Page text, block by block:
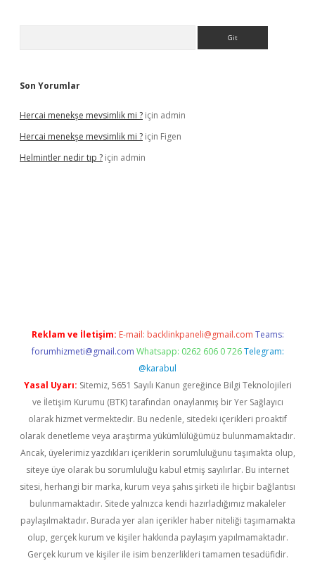
Son Yorumlar
Hercai menekşe mevsimlik mi ? için admin
Hercai menekşe mevsimlik mi ? için Figen
Helmintler nedir tıp ? için admin
Reklam ve İletişim: E-mail: backlinkpaneli@gmail.com Teams:
forumhizmeti@gmail.com Whatsapp: 0262 606 0 726 Telegram:
@karabul
Yasal Uyarı: Sitemiz, 5651 Sayılı Kanun gereğince Bilgi Teknolojileri
ve İletişim Kurumu (BTK) tarafından onaylanmış bir Yer Sağlayıcı
olarak hizmet vermektedir. Bu nedenle, sitedeki içerikleri proaktif
olarak denetleme veya araştırma yükümlülüğümüz bulunmamaktadır.
Ancak, üyelerimiz yazdıkları içeriklerin sorumluluğunu taşımakta olup,
siteye üye olarak bu sorumluluğu kabul etmiş sayılırlar. Bu internet
sitesi, herhangi bir marka, kurum veya şahıs şirketi ile hiçbir bağlantısı
bulunmamaktadır. Sitede yalnızca kendi hazırladığımız makaleler
paylaşılmaktadır. Burada yer alan içerikler haber niteliği taşımamakta
olup, gerçek kurum ve kişiler hakkında paylaşım yapılmamaktadır.
Gerçek kurum ve kişiler ile isim benzerlikleri tamamen tesadüfidir.